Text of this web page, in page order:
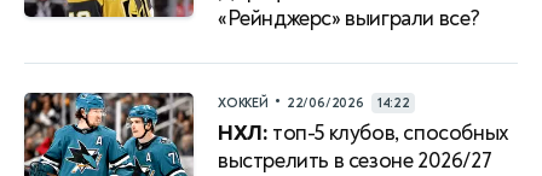
«Рейнджерс» выиграли все?
ХОККЕЙ • 22/06/2026 14:22
НХЛ: топ-5 клубов, способных
выстрелить в сезоне 2026/27